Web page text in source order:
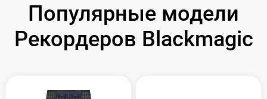
Популярные модели
Рекордеров Blackmagic